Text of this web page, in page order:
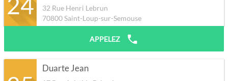
32 Rue Henri Lebrun
70800Saint-Loup-sur-Semouse
APPELEZ
Duarte Jean